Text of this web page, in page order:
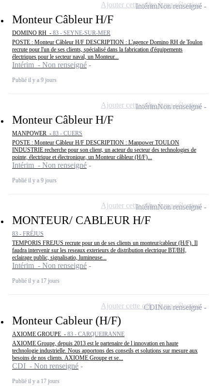
Monteur Câbleur H/F
DOMINO RH - 83 - SEYNE-SUR-MER
POSTE : Monteur Câbleur H/F DESCRIPTION : L'agence Domino RH de Toulon
recrute pour l'un de ses clients, spécialisé dans la fabrication d'équipements
électriques pour le secteur naval, un Monteur...
Intérim - Non renseigné
Publié il y a 9 jours
IntérimNon renseigné
Ajouter cette offre à ma sélection
Monteur Câbleur H/F
MANPOWER - 83 - CUERS
POSTE : Monteur Câbleur H/F DESCRIPTION : Manpower TOULON
INDUSTRIE recherche pour son client, un acteur du secteur des technologies de
pointe, électrique et électronique, un Monteur câbleur (H/F)...
Intérim - Non renseigné
Publié il y a 9 jours
IntérimNon renseigné
Ajouter cette offre à ma sélection
MONTEUR/ CABLEUR H/F
83 - FRÉJUS
TEMPORIS FREJUS recrute pour un de ses clients un monteur/cableur (H/F). Il
faudra intervenir sur les reseaux exterieurs de distribution electrique BT/BH,
eclairage public, signalisatio, lumineuse...
Intérim - Non renseigné
Publié il y a 17 jours
IntérimNon renseigné
Ajouter cette offre à ma sélection
Monteur Cableur (H/F)
AXIOME GROUPE - 83 - CARQUEIRANNE
AXIOME Groupe, depuis 2013 est le partenaire de l innovation en haute
technologie industrielle. Nous apportons des conseils et solutions sur mesure aux
besoins de nos clients. AXIOME Groupe et se...
CDI - Non renseigné
Publié il y a 17 jours
CDINon renseigné
Ajouter cette offre à ma sélection